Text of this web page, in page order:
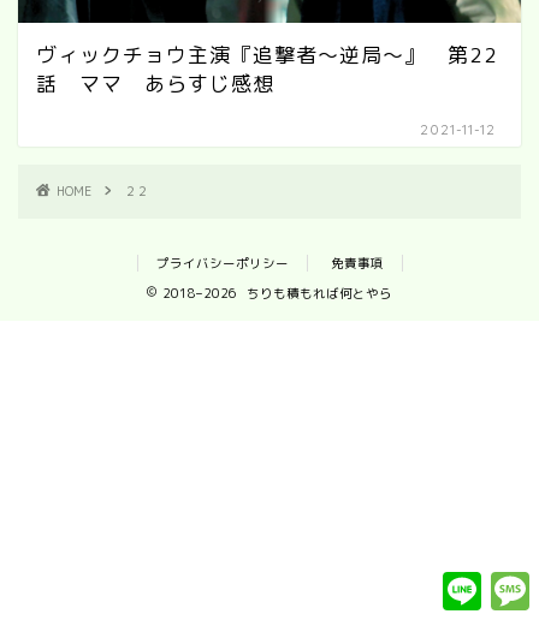
ヴィックチョウ主演『追撃者～逆局～』 第22
話 ママ あらすじ感想
2021-11-12
HOME ２２
プライバシーポリシー
免責事項
2018–2026 ちりも積もれば何とやら
L